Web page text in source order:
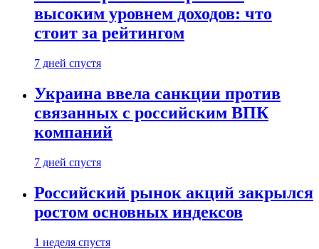
высоким уровнем доходов: что
стоит за рейтингом
7 дней спустя
Украина ввела санкции против
связанных с российским ВПК
компаний
7 дней спустя
Российский рынок акций закрылся
ростом основных индексов
1 неделя спустя